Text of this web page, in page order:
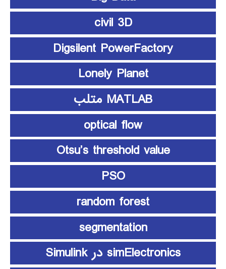
civil 3D
Digsilent PowerFactory
Lonely Planet
MATLAB متلب
optical flow
Otsu’s threshold value
PSO
random forest
segmentation
simElectronics در Simulink